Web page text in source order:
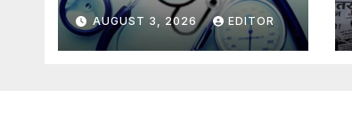
AUGUST 3, 2026 EDITOR